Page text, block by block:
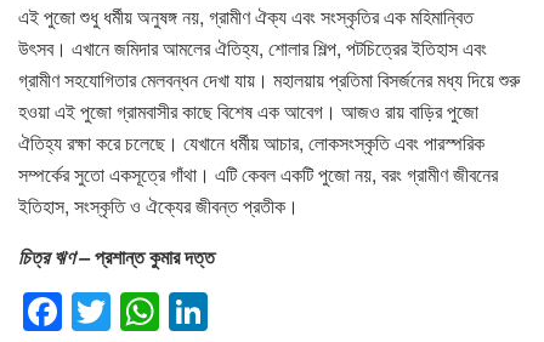
এই পুজো শুধু ধর্মীয় অনুষঙ্গ নয়, গ্রামীণ ঐক্য এবং সংস্কৃতির এক মহিমান্বিত
উৎসব। এখানে জমিদার আমলের ঐতিহ্য, শোলার শিল্প, পটচিত্রের ইতিহাস এবং
গ্রামীণ সহযোগিতার মেলবন্ধন দেখা যায়। মহালয়ায় প্রতিমা বিসর্জনের মধ্য দিয়ে শুরু
হওয়া এই পুজো গ্রামবাসীর কাছে বিশেষ এক আবেগ। আজও রায় বাড়ির পুজো
ঐতিহ্য রক্ষা করে চলেছে। যেখানে ধর্মীয় আচার, লোকসংস্কৃতি এবং পারস্পরিক
সম্পর্কের সুতো একসূত্রে গাঁথা। এটি কেবল একটি পুজো নয়, বরং গ্রামীণ জীবনের
ইতিহাস, সংস্কৃতি ও ঐক্যের জীবন্ত প্রতীক।
চিত্র ঋণ –প্রশান্ত কুমার দত্ত
F T W